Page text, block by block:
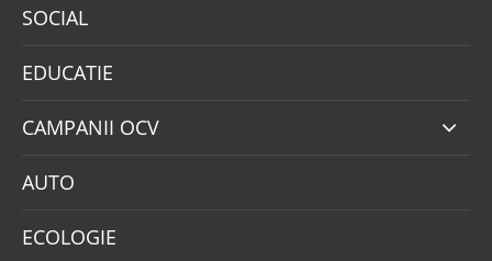
SOCIAL
EDUCATIE
CAMPANII OCV
AUTO
ECOLOGIE